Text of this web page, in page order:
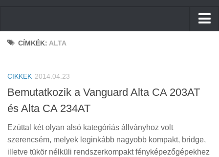
Hírek
Cikkek
Szoftver
Firmware
Tudástár
Tanácsok
CÍMKÉK: ALTA
CIKKEK 2014.04.23
Bemutatkozik a Vanguard Alta CA 203AT
és Alta CA 234AT
Ezúttal két olyan alsó kategóriás állványhoz volt
szerencsém, melyek leginkább nagyobb kompakt, bridge,
illetve tükör nélküli rendszerkompakt fényképezőgépekhez